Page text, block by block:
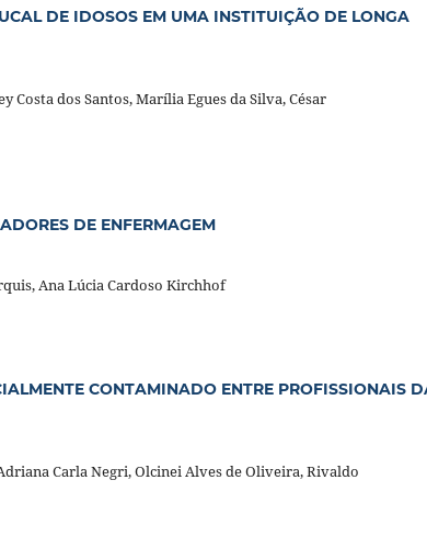
DE IDOSOS EM UMA INSTITUIÇÃO DE LONGA
Costa dos Santos, Marília Egues da Silva, César
DE ENFERMAGEM
Ana Lúcia Cardoso Kirchhof
CONTAMINADO ENTRE PROFISSIONAIS
Carla Negri, Olcinei Alves de Oliveira, Rivaldo